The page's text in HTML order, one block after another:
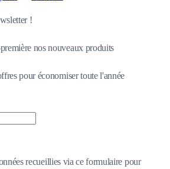
!
nos nouveaux produits
pour économiser toute l'année
recueillies via ce formulaire pour